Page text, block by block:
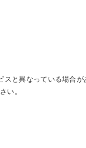
と異なっている場合が
い。